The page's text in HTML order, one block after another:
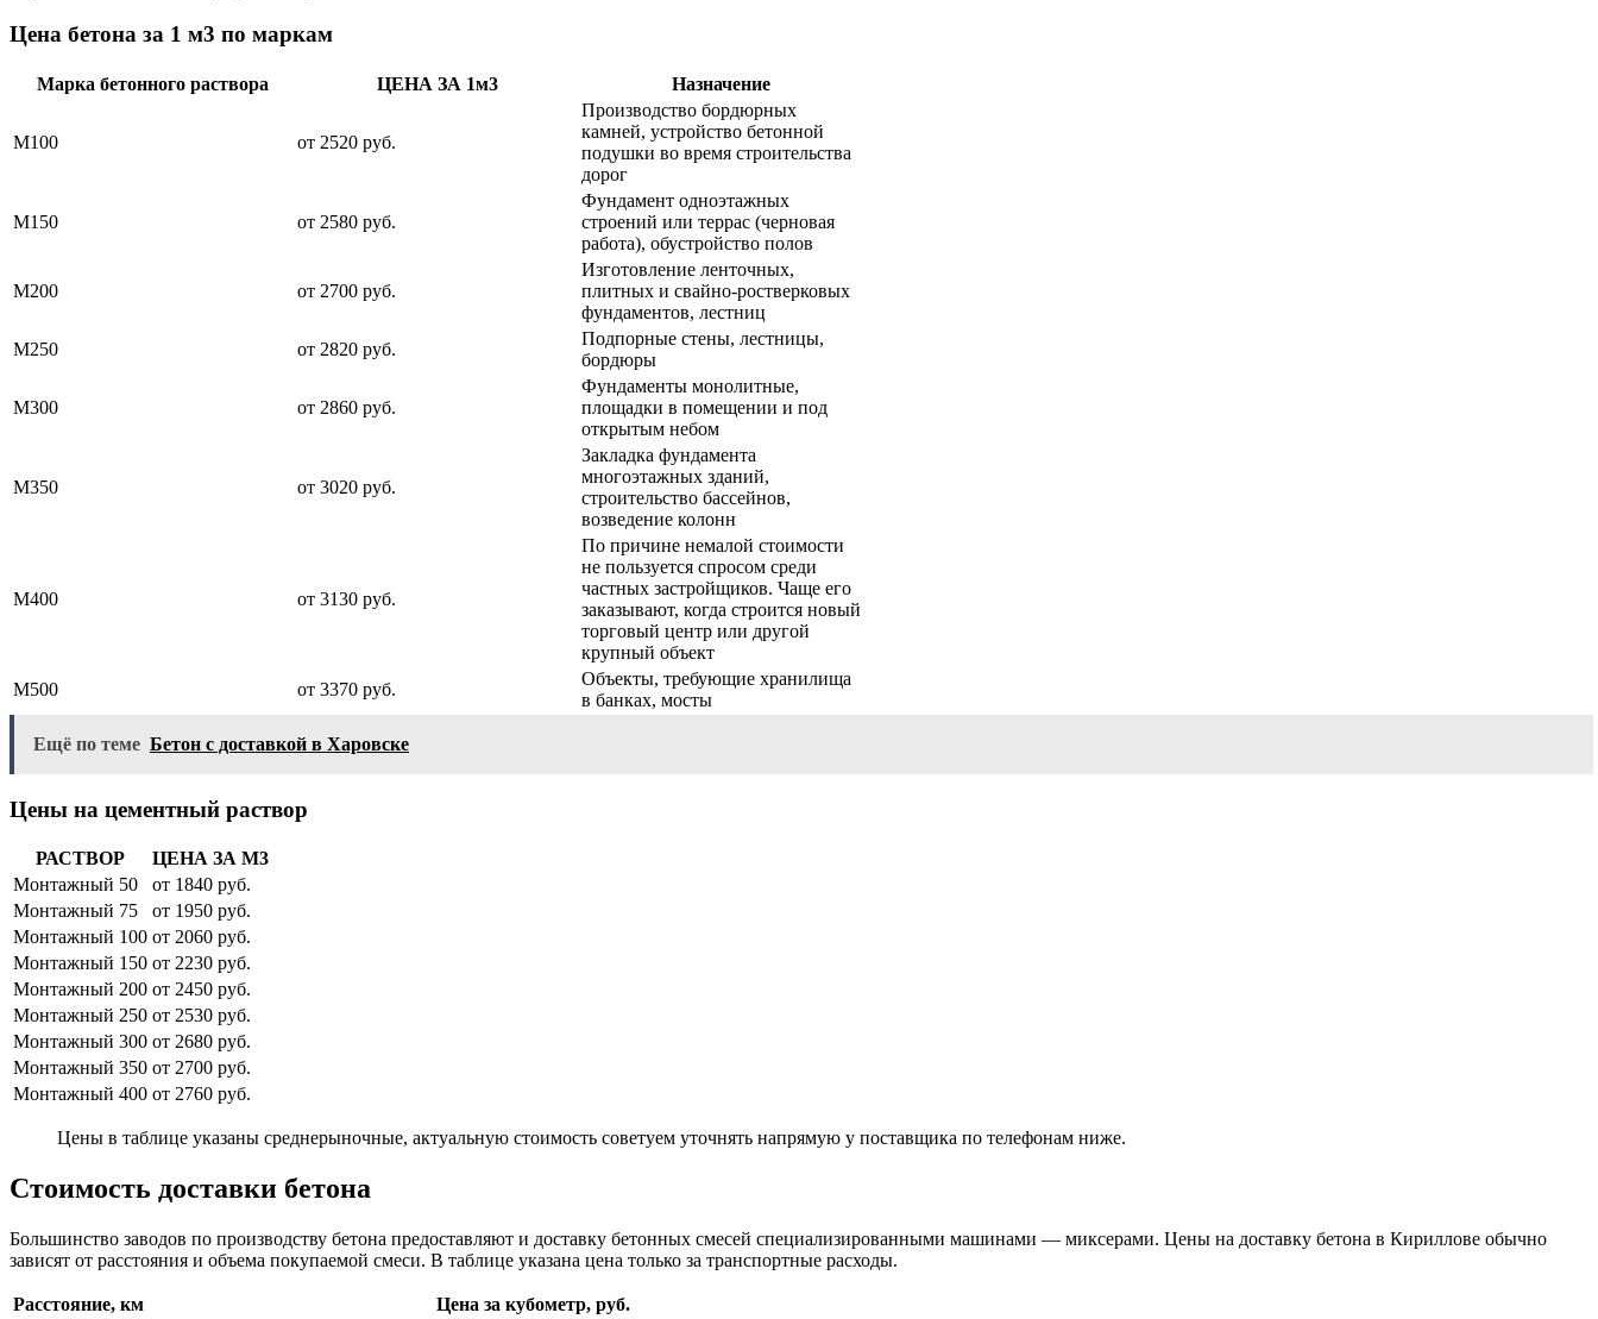
Цена бетона за 1 м3 по маркам
Марка бетонного раствора ЦЕНА ЗА 1м3 Назначение
М100 от 2520 руб.
Производство бордюрных
камней, устройство бетонной
подушки во время строительства
дорог
М150 от 2580 руб.
Фундамент одноэтажных
строений или террас (черновая
работа), обустройство полов
М200 от 2700 руб.
Изготовление ленточных,
плитных и свайно-ростверковых
фундаментов, лестниц
М250
от 2820 руб.
Подпорные стены, лестницы,
бордюры
М300 от 2860 руб.
Фундаменты монолитные,
площадки в помещении и под
открытым небом
М350 от 3020 руб.
Закладка фундамента
многоэтажных зданий,
строительство бассейнов,
возведение колонн
М400 от 3130 руб.
По причине немалой стоимости
не пользуется спросом среди
частных застройщиков. Чаще его
заказывают, когда строится новый
торговый центр или другой
крупный объект
М500
от 3370 руб.
Объекты, требующие хранилища
в банках, мосты
Ещё по теме Бетон с доставкой в Харовске
Цены на цементный раствор
РАСТВОР
ЦЕНА ЗА М3
Монтажный 50
от 1840 руб.
Монтажный 75
от 1950 руб.
Монтажный 100 от 2060 руб.
Монтажный 150 от 2230 руб.
Монтажный 200 от 2450 руб.
Монтажный 250 от 2530 руб.
Монтажный 300 от 2680 руб.
Монтажный 350 от 2700 руб.
Монтажный 400 от 2760 руб.
Цены в таблице указаны среднерыночные, актуальную стоимость советуем уточнять напрямую у поставщика по телефонам ниже.
Стоимость доставки бетона
Большинство заводов по производству бетона предоставляют и доставку бетонных смесей специализированными машинами — миксерами. Цены на доставку бетона в Кириллове обычно
зависят от расстояния и объема покупаемой смеси. В таблице указана цена только за транспортные расходы.
Расстояние, км
Цена за кубометр, руб.